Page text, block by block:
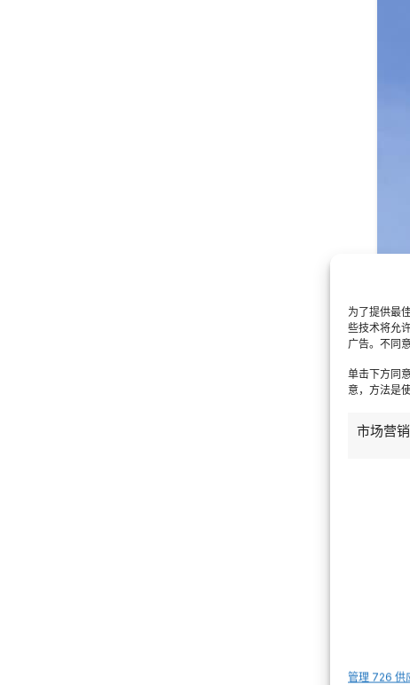
为了提供最
些技术将允
广告。不同
单击下方同
意，方法是
市场营销
管理 726 供